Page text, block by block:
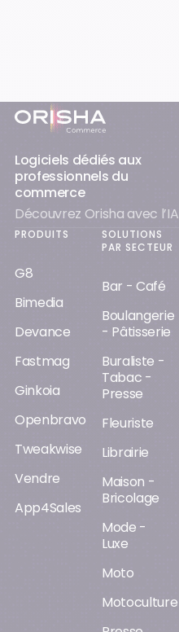
Pied-de-page
Logiciels dédiés aux
professionnels du
commerce
Découvrez Orisha avec l’IA
PRODUITS
G8
Bimedia
Devance
Fastmag
Ginkoia
Openbravo
Tweakwise
Vendre
App4Sales
SOLUTIONS
PAR SECTEUR
Bar - Café
Boulangerie
- Pâtisserie
Buraliste -
Tabac -
Presse
Fleuriste
Librairie
Maison -
Bricolage
Mode -
Luxe
Moto
Motoculture